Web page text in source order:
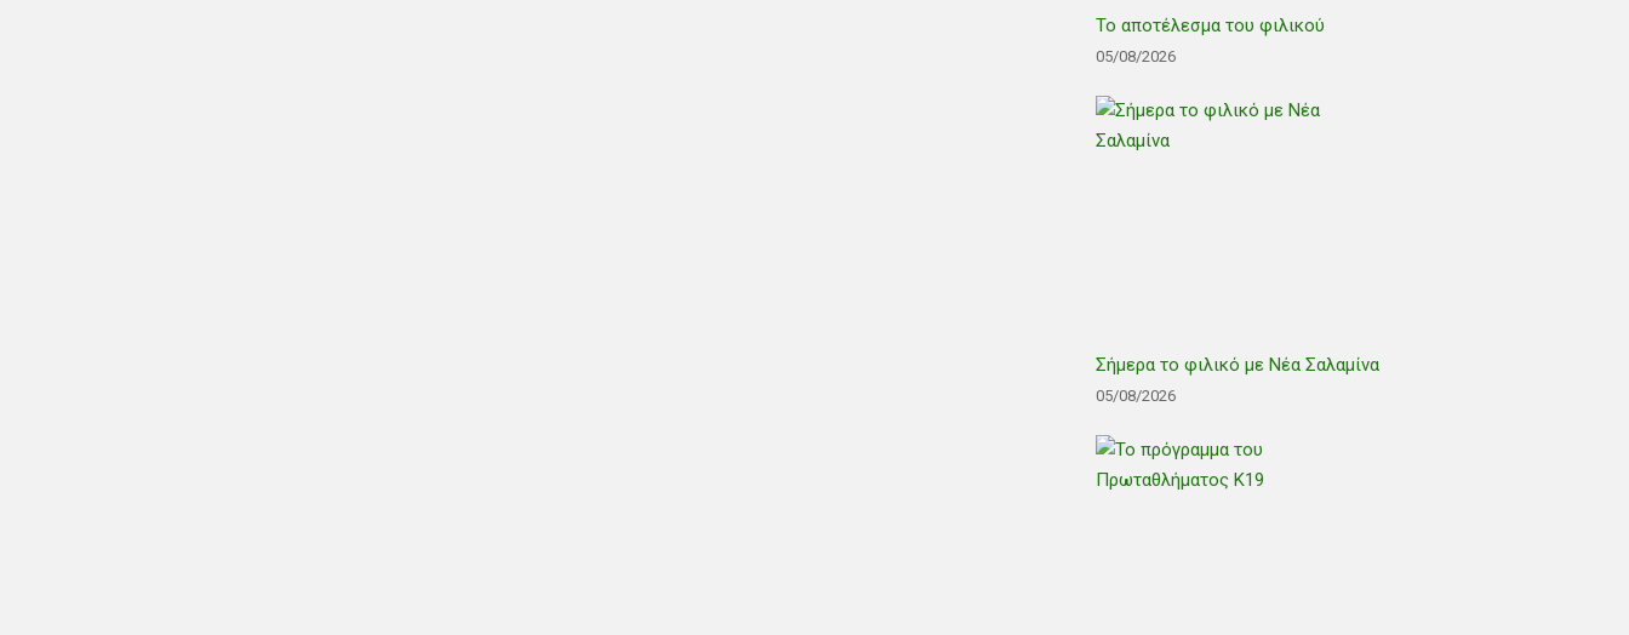
Το αποτέλεσμα του φιλικού
05/08/2026
Σήμερα το φιλικό με Νέα Σαλαμίνα
05/08/2026